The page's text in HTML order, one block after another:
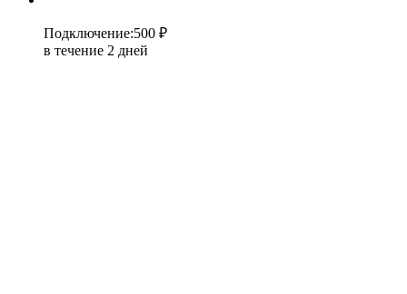
Подключение:500 ₽
в течение 2 дней